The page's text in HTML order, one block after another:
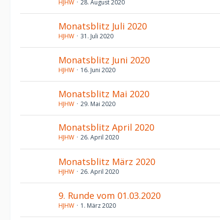
HJHW 28. August 2020
Monatsblitz Juli 2020
HJHW 31. Juli 2020
Monatsblitz Juni 2020
HJHW 16. Juni 2020
Monatsblitz Mai 2020
HJHW 29. Mai 2020
Monatsblitz April 2020
HJHW 26. April 2020
Monatsblitz März 2020
HJHW 26. April 2020
9. Runde vom 01.03.2020
HJHW 1. März 2020